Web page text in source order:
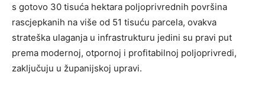
s gotovo 30 tisuća hektara poljoprivrednih površina
rascjepkanih na više od 51 tisuću parcela, ovakva
strateška ulaganja u infrastrukturu jedini su pravi put
prema modernoj, otpornoj i profitabilnoj poljoprivredi,
zaključuju u županijskoj upravi.